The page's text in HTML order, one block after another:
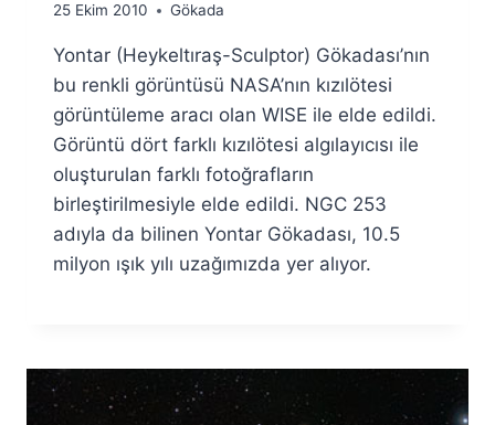
By
Fuat
Özyar
25 Ekim 2010 Gökada
Yontar (Heykeltıraş-Sculptor) Gökadası’nın
bu renkli görüntüsü NASA’nın kızılötesi
görüntüleme aracı olan WISE ile elde edildi.
Görüntü dört farklı kızılötesi algılayıcısı ile
oluşturulan farklı fotoğrafların
birleştirilmesiyle elde edildi. NGC 253
adıyla da bilinen Yontar Gökadası, 10.5
milyon ışık yılı uzağımızda yer alıyor.